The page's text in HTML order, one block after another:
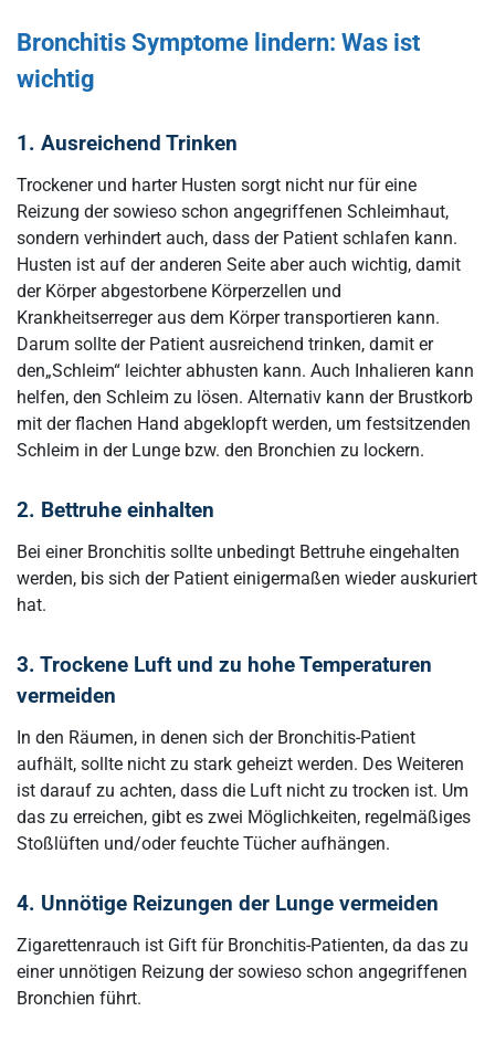
Bronchitis Symptome lindern: Was ist
wichtig
1. Ausreichend Trinken
Trockener und harter Husten sorgt nicht nur für eine
Reizung der sowieso schon angegriffenen Schleimhaut,
sondern verhindert auch, dass der Patient schlafen kann.
Husten ist auf der anderen Seite aber auch wichtig, damit
der Körper abgestorbene Körperzellen und
Krankheitserreger aus dem Körper transportieren kann.
Darum sollte der Patient ausreichend trinken, damit er
den„Schleim“ leichter abhusten kann. Auch Inhalieren kann
helfen, den Schleim zu lösen. Alternativ kann der Brustkorb
mit der flachen Hand abgeklopft werden, um festsitzenden
Schleim in der Lunge bzw. den Bronchien zu lockern.
2. Bettruhe einhalten
Bei einer Bronchitis sollte unbedingt Bettruhe eingehalten
werden, bis sich der Patient einigermaßen wieder auskuriert
hat.
3. Trockene Luft und zu hohe Temperaturen
vermeiden
In den Räumen, in denen sich der Bronchitis-Patient
aufhält, sollte nicht zu stark geheizt werden. Des Weiteren
ist darauf zu achten, dass die Luft nicht zu trocken ist. Um
das zu erreichen, gibt es zwei Möglichkeiten, regelmäßiges
Stoßlüften und/oder feuchte Tücher aufhängen.
4. Unnötige Reizungen der Lunge vermeiden
Zigarettenrauch ist Gift für Bronchitis-Patienten, da das zu
einer unnötigen Reizung der sowieso schon angegriffenen
Bronchien führt.